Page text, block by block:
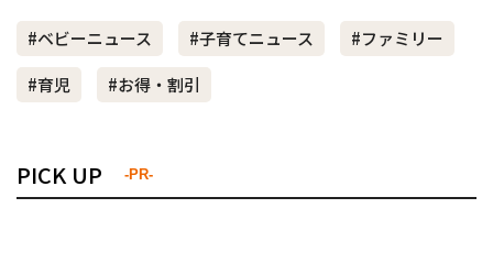
#ベビーニュース #子育てニュース
#ファミリー
#育児
#お得・割引
PICK UP -PR-